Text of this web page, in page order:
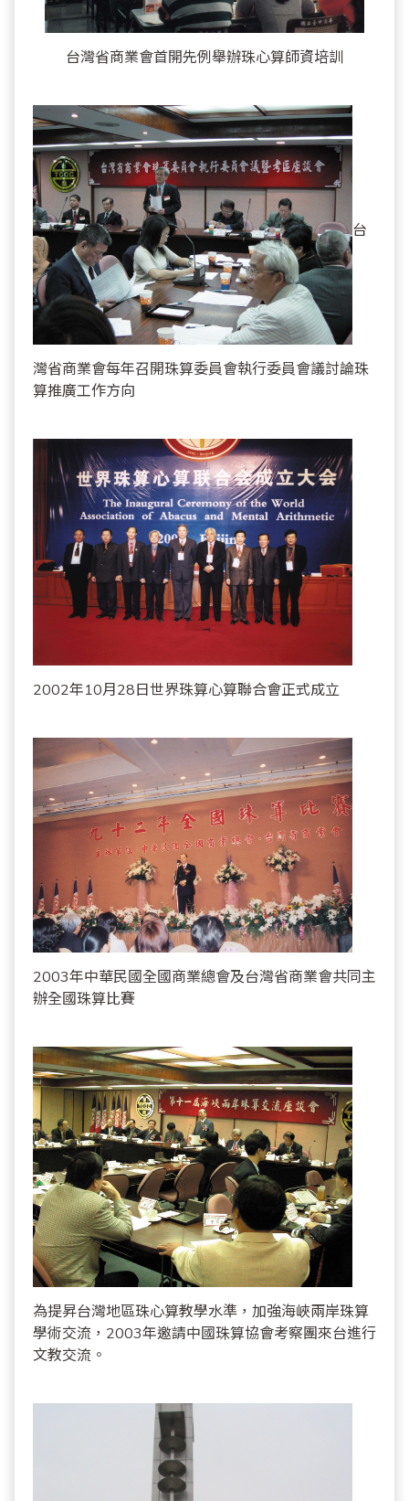
台灣省商業會首開先例舉辦珠心算師資培訓
台
灣省商業會每年召開珠算委員會執行委員會議討論珠
算推廣工作方向
2002年10月28日世界珠算心算聯合會正式成立
2003年中華民國全國商業總會及台灣省商業會共同主
辦全國珠算比賽
為提昇台灣地區珠心算教學水準，加強海峽兩岸珠算
學術交流，2003年邀請中國珠算協會考察團來台進行
文教交流。